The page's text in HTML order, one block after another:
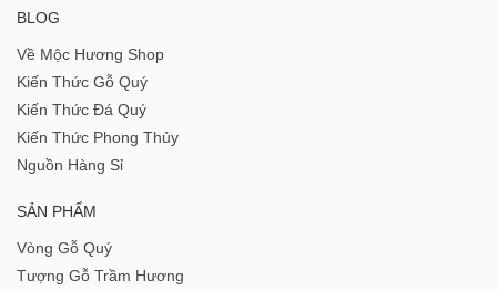
BLOG
Về Mộc Hương Shop
Kiến Thức Gỗ Quý
Kiến Thức Đá Quý
Kiến Thức Phong Thủy
Nguồn Hàng Sỉ
SẢN PHẨM
Vòng Gỗ Quý
Tượng Gỗ Trầm Hương